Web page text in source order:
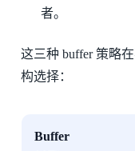
者。
这三种 buffer 策略
构选择：
Buffer